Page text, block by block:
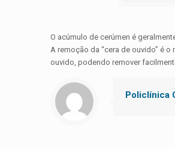
O acúmulo de cerúmen é
A remoção da “cera de ouvido” é
ouvido, podendo remover
Policlínica